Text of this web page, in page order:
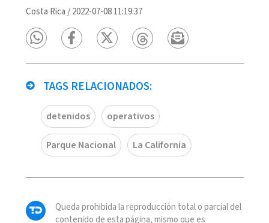
Costa Rica /2022-07-08 11:19:37
TAGS RELACIONADOS:
detenidos operativos
Parque Nacional La California
Queda prohibida la reproducción total o parcial del
contenido de esta página, mismo que es